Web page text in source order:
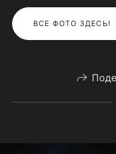
ВСЕ ФОТО ЗДЕСЬ!